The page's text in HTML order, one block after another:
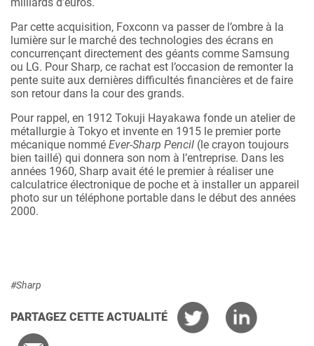
Par cette acquisition, Foxconn va passer de l’ombre à la
lumière sur le marché des technologies des écrans en
concurrençant directement des géants comme Samsung
ou LG. Pour Sharp, ce rachat est l’occasion de remonter la
pente suite aux dernières difficultés financières et de faire
son retour dans la cour des grands.
Pour rappel, en 1912 Tokuji Hayakawa fonde un atelier de
métallurgie à Tokyo et invente en 1915 le premier porte
mécanique nommé Ever-Sharp Pencil (le crayon toujours
bien taillé) qui donnera son nom à l’entreprise. Dans les
années 1960, Sharp avait été le premier à réaliser une
calculatrice électronique de poche et à installer un appareil
photo sur un téléphone portable dans le début des années
2000.
#Sharp
PARTAGEZ CETTE ACTUALITÉ